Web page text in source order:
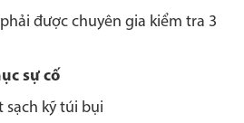
được chuyên gia kiểm tra 3
sự cố
sạch kỹ túi bụi